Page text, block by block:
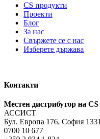
CS продукти
Проекти
Блог
За нас
Свържете се с нас
Изберете държава
Контакти
Местен дистрибутор на CS
АССИСТ
Бул. Европа 176, София 1331
0700 10 677